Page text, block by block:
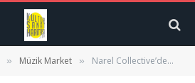
» Müzik Market » Narel Collective’den hayattan doğan ve nefesini arayan bir şarkı: “Suya”